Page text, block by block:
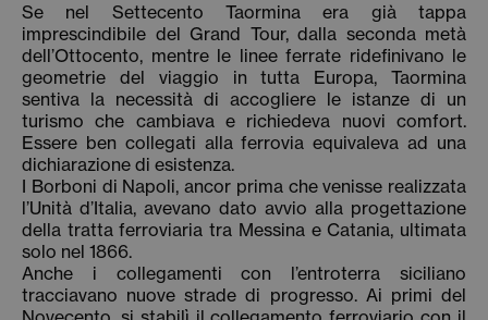
Se nel Settecento Taormina era già tappa
imprescindibile del Grand Tour, dalla seconda metà
dell’Ottocento, mentre le linee ferrate ridefinivano le
geometrie del viaggio in tutta Europa, Taormina
sentiva la necessità di accogliere le istanze di un
turismo che cambiava e richiedeva nuovi comfort.
Essere ben collegati alla ferrovia equivaleva ad una
dichiarazione di esistenza.
I Borboni di Napoli, ancor prima che venisse realizzata
l’Unità d’Italia, avevano dato avvio alla progettazione
della tratta ferroviaria tra Messina e Catania, ultimata
solo nel 1866.
Anche i collegamenti con l’entroterra siciliano
tracciavano nuove strade di progresso. Ai primi del